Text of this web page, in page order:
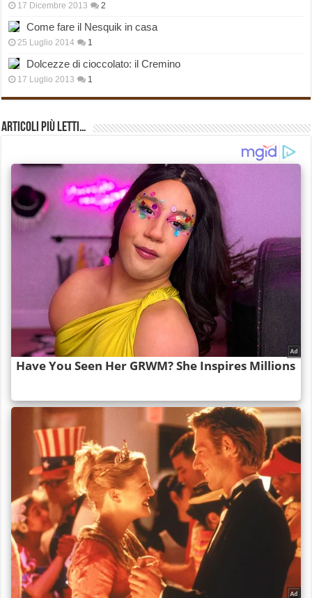
17 Dicembre 2013 2
Come fare il Nesquik in casa
25 Luglio 2014 1
Dolcezze di cioccolato: il Cremino
17 Luglio 2013 1
Articoli più Letti…